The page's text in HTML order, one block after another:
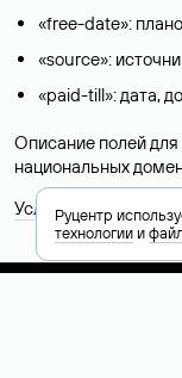
«free-date»:
«source»:
«paid-till»: дата,
Описание полей
национальных
УсловияРуцентр
технологиии